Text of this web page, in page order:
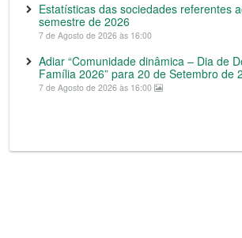
Estatísticas das sociedades referentes
semestre de 2026
7 de Agosto de 2026 às 16:00
Adiar “Comunidade dinâmica – Dia de
Família 2026” para 20 de Setembro de
7 de Agosto de 2026 às 16:00